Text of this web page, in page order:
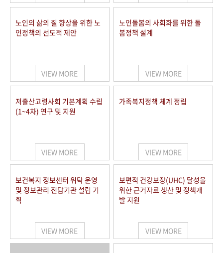
노인의 삶의 질 향상을 위한 노
인정책의 선도적 제안
VIEW MORE
노인돌봄의 사회화를 위한 돌
봄정책 설계
VIEW MORE
저출산고령사회 기본계획 수립
(1~4차) 연구 및 지원
VIEW MORE
가족복지정책 체계 정립
VIEW MORE
보건복지 정보센터 위탁 운영
및 정보관리 전담기관 설립 기
획
VIEW MORE
보편적 건강보장(UHC) 달성을
위한 근거자료 생산 및 정책개
발 지원
VIEW MORE